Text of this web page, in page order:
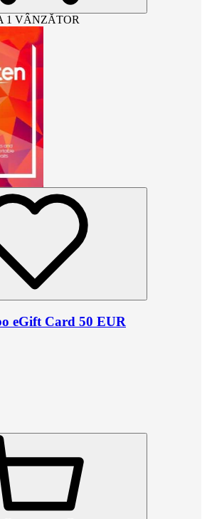
1 VÂNZĂTOR
eGift Card 50 EUR